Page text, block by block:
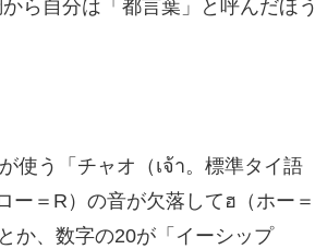
ら自分は「 都言葉」と呼んだほう
使う「チャオ（เจ้า。標準タイ語
ー＝R）の音が欠落してฮ（ホー＝
か、数字の20が「イーシップ